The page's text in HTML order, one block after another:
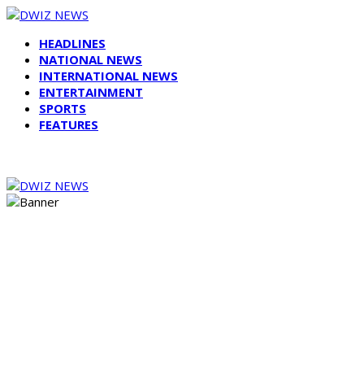
HEADLINES
NATIONAL NEWS
INTERNATIONAL NEWS
ENTERTAINMENT
SPORTS
FEATURES